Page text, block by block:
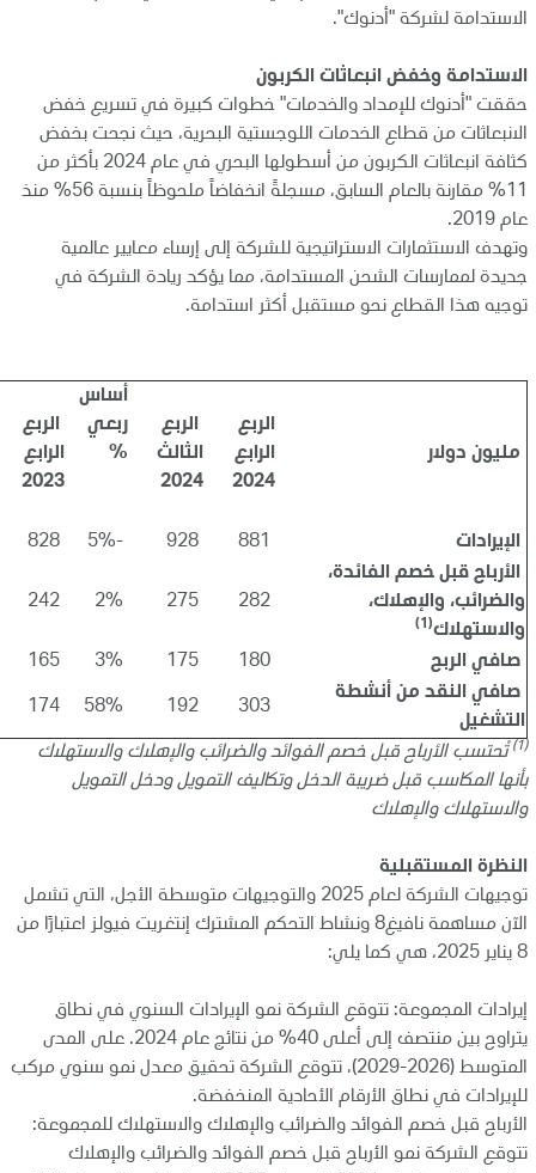
الاستدامة لشركة "أدنوك".
الاستدامة وخفض انبعاثات الكربون
حققت "أدنوك للإمداد والخدمات" خطوات كبيرة في تسريع خفض
الانبعاثات من قطاع الخدمات اللوجستية البحرية، حيث نجحت بخفض
كثافة انبعاثات الكربون من أسطولها البحري في عام 2024 بأكثر من
11% مقارنة بالعام السابق، مسجلةً انخفاضاً ملحوظاً بنسبة 56% منذ
عام 2019.
وتهدف الاستثمارات الاستراتيجية للشركة إلى إرساء معايير عالمية
جديدة لممارسات الشحن المستدامة، مما يؤكد ريادة الشركة في
توجيه هذا القطاع نحو مستقبل أكثر استدامة.
مليون دولار
الربع
الرابع
2024
الربع
الثالث
2024
أساس
ربعي
%
الربع
الرابع
2023
الإيرادات 928
-5%
828
الأرباح قبل خصم الفائدة،
والضرائب، والإهلاك،
والاستهلاك(1)
282
275
242
صافي الربح 180
175
165
صافي النقد من أنشطة
التشغيل
303
192
174
(1)
تُحتسب الأرباح قبل خصم الفوائد والضرائب والإهلاك والاستهلاك
بأنها المكاسب قبل ضريبة الدخل وتكاليف التمويل ودخل التمويل
والاستهلاك والإهلاك
النظرة المستقبلية
توجيهات الشركة لعام 2025 والتوجيهات متوسطة الأجل، التي تشمل
الآن مساهمة نافيغ8 ونشاط التحكم المشترك إنتغريت فيولز اعتبارًا من
8 يناير 2025، هي كما يلي:
إيرادات المجموعة: تتوقع الشركة نمو الإيرادات السنوي في نطاق
يتراوح بين منتصف إلى أعلى 40% من نتائج عام 2024. على المدى
المتوسط (2026-2029)، تتوقع الشركة تحقيق معدل نمو سنوي مركب
للإيرادات في نطاق الأرقام الأحادية المنخفضة.
الأرباح قبل خصم الفوائد والضرائب والإهلاك والاستهلاك للمجموعة:
تتوقع الشركة نمو الأرباح قبل خصم الفوائد والضرائب والإهلاك